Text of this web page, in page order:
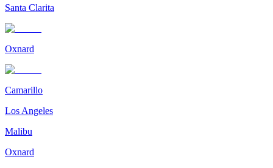
Santa Clarita
Oxnard
Camarillo
Los Angeles
Malibu
Oxnard